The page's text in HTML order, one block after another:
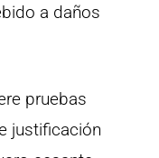
a daños
pruebas
justificación